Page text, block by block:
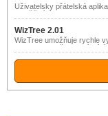
vám umožní dosažení a
nejvyššího stupně výkonu
systému.
Uživatelsky přátelská
umožňující na disku
různé dočasné a
zabírající místo a
vašeho počítače.
WizTree 2.01
WizTree umožňuje rychle
soubory a složky zabírající
na disku.